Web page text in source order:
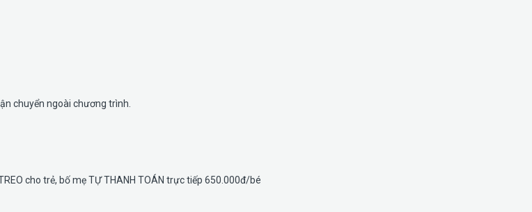
chuyển ngoài chương trình.
cho trẻ, bố mẹ TỰ THANH TOÁN trực tiếp 650.000đ/bé